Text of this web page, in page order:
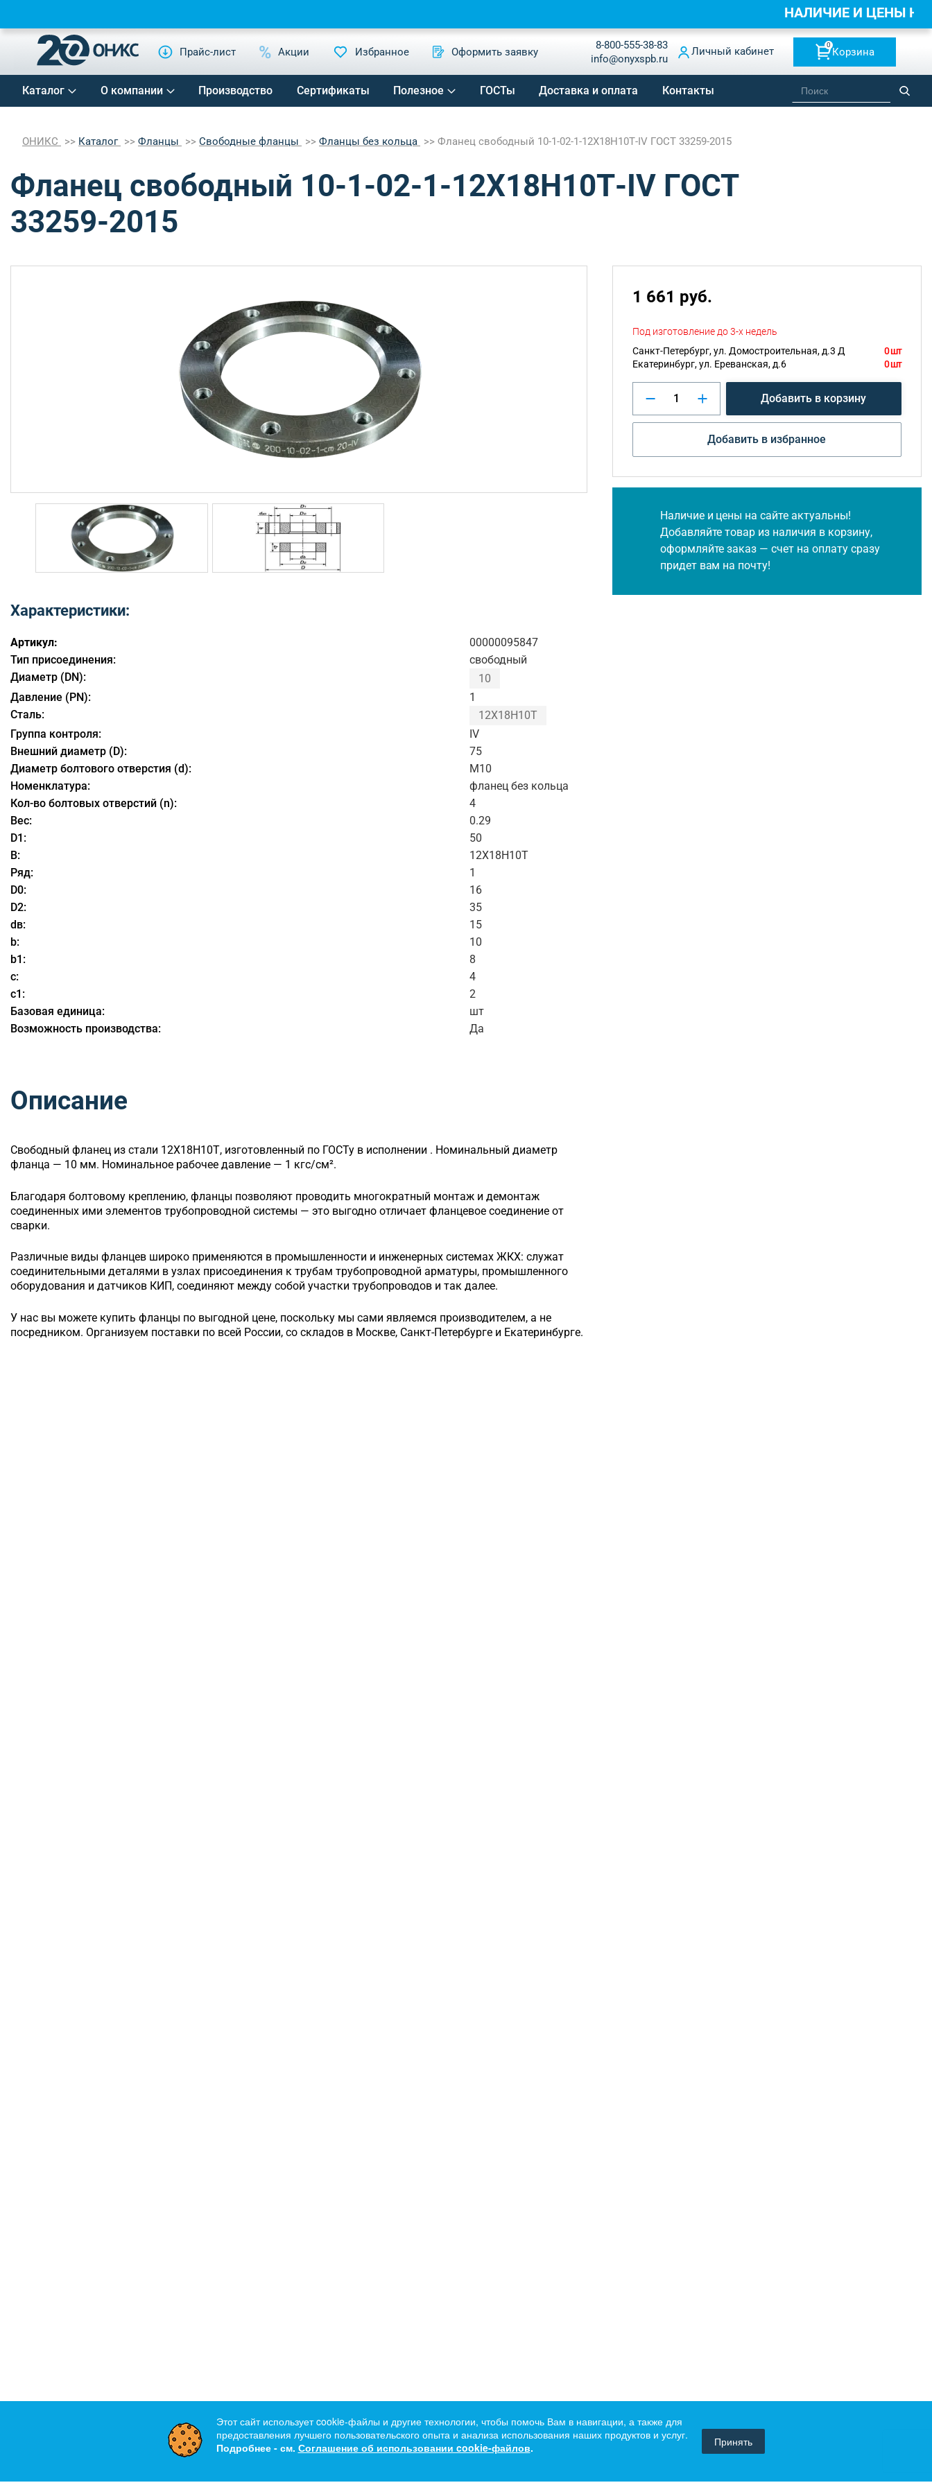
Прайс-лист Акции Избранное Оформить заявку
8-800-555-38-83
info@onyxspb.ru
Личный кабинет
0
Корзина
Каталог О компании Производство Сертификаты Полезное ГОСТы Доставка и оплата Контакты
ОНИКС Каталог Фланцы Свободные фланцы Фланцы без кольца Фланец свободный 10-1-02-1-12Х18Н10Т-IV ГОСТ 33259-2015
Фланец свободный 10-1-02-1-12Х18Н10Т-IV ГОСТ
33259-2015
Характеристики:
Артикул:
00000095847
Тип присоединения:
свободный
Диаметр (DN):
10
Давление (PN):
1
Сталь:
12Х18Н10Т
Группа контроля:
IV
Внешний диаметр (D):
75
Диаметр болтового отверстия (d):
М10
Номенклатура:
фланец без кольца
Кол-во болтовых отверстий (n):
4
Вес:
0.29
D1:
50
B:
12Х18Н10Т
Ряд:
1
D0:
16
D2:
35
dв:
15
b:
10
b1:
8
c:
4
c1:
2
Базовая единица:
шт
Возможность производства:
Да
Описание
Свободный фланец из стали 12Х18Н10Т, изготовленный по ГОСТу в исполнении . Номинальный диаметр
фланца — 10 мм. Номинальное рабочее давление — 1 кгс/см².
Благодаря болтовому креплению, фланцы позволяют проводить многократный монтаж и демонтаж
соединенных ими элементов трубопроводной системы — это выгодно отличает фланцевое соединение от
сварки.
Различные виды фланцев широко применяются в промышленности и инженерных системах ЖКХ: служат
соединительными деталями в узлах присоединения к трубам трубопроводной арматуры, промышленного
оборудования и датчиков КИП, соединяют между собой участки трубопроводов и так далее.
У нас вы можете купить фланцы по выгодной цене, поскольку мы сами являемся производителем, а не
посредником. Организуем поставки по всей России, со складов в Москве, Санкт-Петербурге и Екатеринбурге.
1 661 руб.
Под изготовление до 3-х недель
Санкт-Петербург, ул. Домостроительная, д.3 Д
0 шт
Екатеринбург, ул. Ереванская, д.6
0 шт
Добавить в корзину
Добавить в избранное
Наличие и цены на сайте актуальны!
Добавляйте товар из наличия в корзину,
оформляйте заказ — счет на оплату сразу
придет вам на почту!
НАЛИЧИЕ И ЦЕНЫ
Этот сайт использует cookie-файлы и другие технологии, чтобы помочь Вам в навигации, а также для
предоставления лучшего пользовательского опыта и анализа использования наших продуктов и услуг.
Подробнее - см. Соглашение об использовании cookie-файлов. Принять